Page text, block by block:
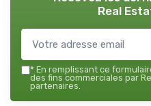
Real
* En remplissant ce
des fins commerciales par
partenaires.